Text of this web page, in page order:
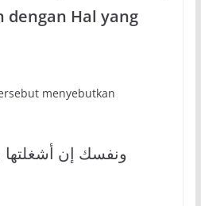
dengan Hal yang
menyebutkan
ونفسك إن أشغلتها